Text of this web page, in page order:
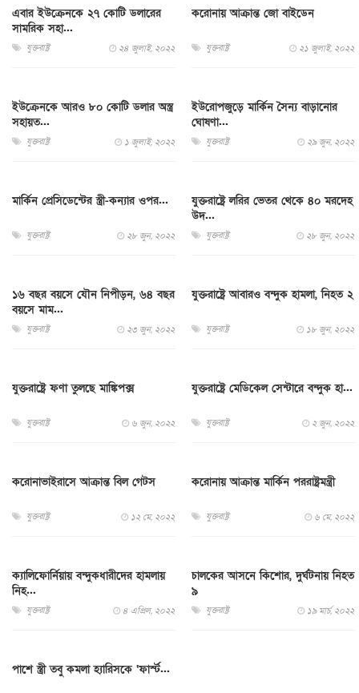
এবার ইউক্রেনকে ২৭ কোটি ডলারের
সামরিক সহা...
যুক্তরাষ্ট্র ২৪ জুলাই, ২০২২
করোনায় আক্রান্ত জো বাইডেন
যুক্তরাষ্ট্র ২১ জুলাই, ২০২২
ইউক্রেনকে আরও ৮০ কোটি ডলার অস্ত্র
সহায়ত...
যুক্তরাষ্ট্র ১ জুলাই, ২০২২
ইউরোপজুড়ে মার্কিন সৈন্য বাড়ানোর
ঘোষণা...
যুক্তরাষ্ট্র ২৯ জুন, ২০২২
মার্কিন প্রেসিডেন্টের স্ত্রী-কন্যার ওপর...
যুক্তরাষ্ট্র ২৮ জুন, ২০২২
যুক্তরাষ্ট্রে লরির ভেতর থেকে ৪০ মরদেহ
উদ...
যুক্তরাষ্ট্র ২৮ জুন, ২০২২
১৬ বছর বয়সে যৌন নিপীড়ন, ৬৪ বছর
বয়সে মাম...
যুক্তরাষ্ট্র ২৩ জুন, ২০২২
যুক্তরাষ্ট্রে আবারও বন্দুক হামলা, নিহত ২
যুক্তরাষ্ট্র ১৮ জুন, ২০২২
যুক্তরাষ্ট্রে ফণা তুলছে মাঙ্কিপক্স
যুক্তরাষ্ট্র ৬ জুন, ২০২২
যুক্তরাষ্ট্রে মেডিকেল সেন্টারে বন্দুক হা...
যুক্তরাষ্ট্র ২ জুন, ২০২২
করোনাভাইরাসে আক্রান্ত বিল গেটস
যুক্তরাষ্ট্র ১২ মে, ২০২২
করোনায় আক্রান্ত মার্কিন পররাষ্ট্রমন্ত্রী
যুক্তরাষ্ট্র ৬ মে, ২০২২
ক্যালিফোর্নিয়ায় বন্দুকধারীদের হামলায়
নিহ...
যুক্তরাষ্ট্র ৪ এপ্রিল, ২০২২
চালকের আসনে কিশোর, দুর্ঘটনায় নিহত
৯
যুক্তরাষ্ট্র ১৯ মার্চ, ২০২২
পাশে স্ত্রী তবু কমলা হ্যারিসকে ‘ফার্স্ট...